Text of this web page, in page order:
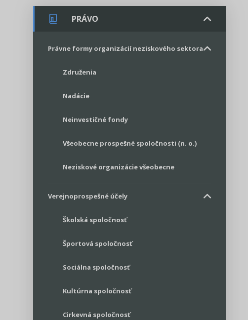
PRÁVO
Právne formy organizácií neziskového sektora
Združenia
Nadácie
Neinvestičné fondy
Všeobecne prospešné spoločnosti (n. o.)
Neziskové organizácie všeobecne
Verejnoprospešné účely
Školská spoločnosť
Športová spoločnosť
Sociálna spoločnosť
Kultúrna spoločnosť
Cirkevná spoločnosť